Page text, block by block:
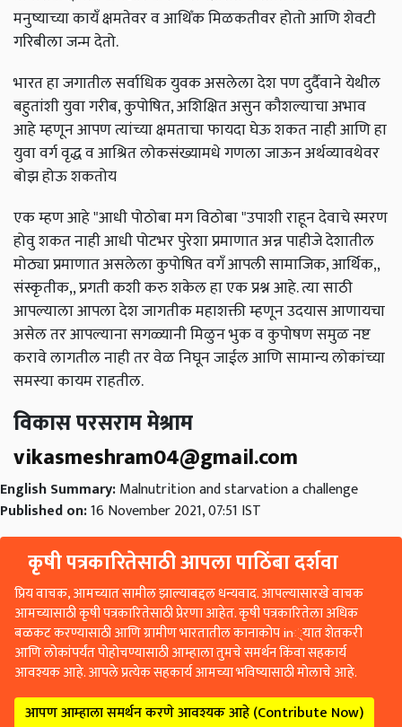
मनुष्याच्या कायँ क्षमतेवर व आथिँक मिळकतीवर होतो आणि शेवटी
गरिबीला जन्म देतो.
भारत हा जगातील सर्वाधिक युवक असलेला देश पण दुर्दैवाने येथील
बहुतांशी युवा गरीब, कुपोषित, अशिक्षित असुन कौशल्याचा अभाव
आहे म्हणून आपण त्यांच्या क्षमताचा फायदा घेऊ शकत नाही आणि हा
युवा वर्ग वृद्ध व आश्रित लोकसंख्यामधे गणला जाऊन अर्थव्यावथेवर
बोझ होऊ शकतोय
एक म्हण आहे "आधी पोठोबा मग विठोबा "उपाशी राहून देवाचे स्मरण
होवु शकत नाही आधी पोटभर पुरेशा प्रमाणात अन्न पाहीजे देशातील
मोठ्या प्रमाणात असलेला कुपोषित वगँ आपली सामाजिक, आर्थिक,,
संस्कृतीक,, प्रगती कशी करु शकेल हा एक प्रश्न आहे. त्या साठी
आपल्याला आपला देश जागतीक महाशक्ती म्हणून उदयास आणायचा
असेल तर आपल्याना सगळ्यानी मिळुन भुक व कुपोषण समुळ नष्ट
करावे लागतील नाही तर वेळ निघून जाईल आणि सामान्य लोकांच्या
समस्या कायम राहतील.
विकास परसराम मेश्राम
vikasmeshram04@gmail.com
English Summary:Malnutrition and starvation a challenge
Published on:16 November 2021, 07:51 IST
कृषी पत्रकारितेसाठी आपला पाठिंबा दर्शवा
प्रिय वाचक, आमच्यात सामील झाल्याबद्दल धन्यवाद. आपल्यासारखे वाचक
आमच्यासाठी कृषी पत्रकारितेसाठी प्रेरणा आहेत. कृषी पत्रकारितेला अधिक
बळकट करण्यासाठी आणि ग्रामीण भारतातील कानाकोप in्यात शेतकरी
आणि लोकांपर्यंत पोहोचण्यासाठी आम्हाला तुमचे समर्थन किंवा सहकार्य
आवश्यक आहे. आपले प्रत्येक सहकार्य आमच्या भविष्यासाठी मोलाचे आहे.
आपण आम्हाला समर्थन करणे आवश्यक आहे (Contribute Now)